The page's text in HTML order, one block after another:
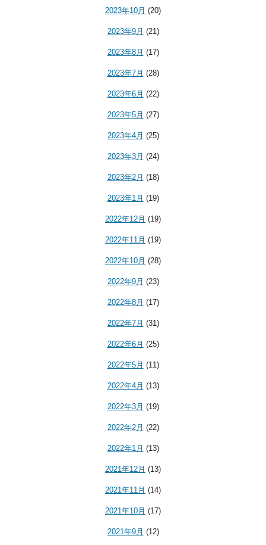
2023年10月 (20)
2023年9月 (21)
2023年8月 (17)
2023年7月 (28)
2023年6月 (22)
2023年5月 (27)
2023年4月 (25)
2023年3月 (24)
2023年2月 (18)
2023年1月 (19)
2022年12月 (19)
2022年11月 (19)
2022年10月 (28)
2022年9月 (23)
2022年8月 (17)
2022年7月 (31)
2022年6月 (25)
2022年5月 (11)
2022年4月 (13)
2022年3月 (19)
2022年2月 (22)
2022年1月 (13)
2021年12月 (13)
2021年11月 (14)
2021年10月 (17)
2021年9月 (12)